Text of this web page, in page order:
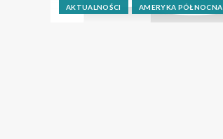
AKTUALNOŚCI AMERYKA PÓŁNOCNA